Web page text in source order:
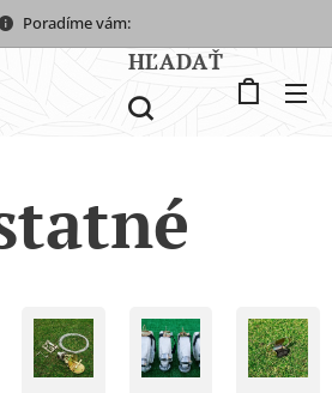
Poradíme vám:
HĽADAŤ